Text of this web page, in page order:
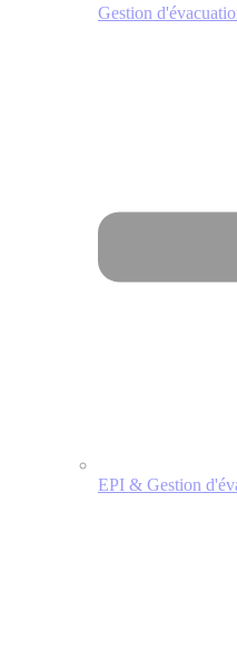
Gestion
EPI & Gestion